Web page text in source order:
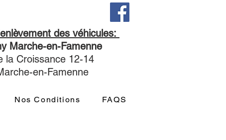
des véhicules:
Marche-en-Famenne
la Croissance 12-14
en-Famenne
Nos Conditions FAQS